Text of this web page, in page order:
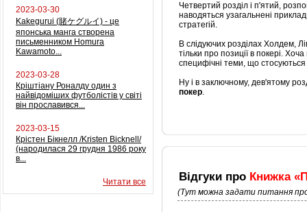
2023-03-30
Kakegurui (賭ケグルイ) - це
японська манга створена
письменником Homura
Kawamoto...
2023-03-28
Кріштіану Роналду один з
найвідоміших футболістів у світі
він прославився...
2023-03-15
Крістен Бікнелл /Kristen Bicknell/
(народилася 29 грудня 1986 року
в...
Читати все
Четвертий розділ і п'ятий,
наводяться узагальнені
стратегій.
В слідуючих розділах Холдем,
тільки про позиції в покері. Хоча
специфічні теми, що стосуються
Ну і в заключному, дев'ятому
покер.
Відгуки про Книжка
(Тут можна задати питання